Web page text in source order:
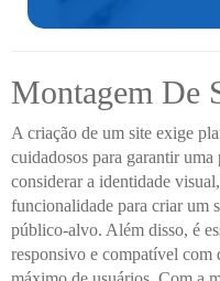
Montagem De
A criação de um site exige
cuidadosos para garantir
considerar a identidade
funcionalidade para criar um
público-alvo. Além disso, é
responsivo e compatível com